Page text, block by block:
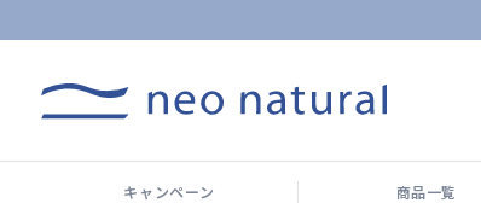
キャンペーン 商品一覧